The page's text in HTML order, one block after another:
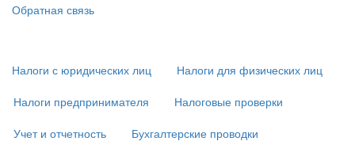
Обратная связь
подвале)
Налоги с юридических лиц
Налоги для физических лиц
Налоги предпринимателя
Налоговые проверки
Учет и отчетность
Бухгалтерские проводки